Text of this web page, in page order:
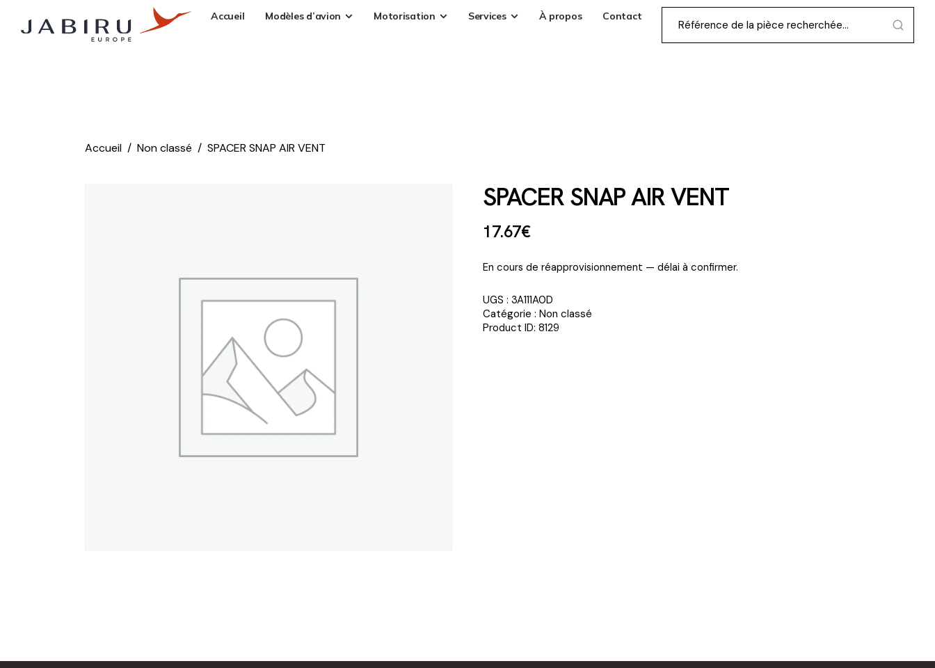
Accueil Modèles d’avion Motorisation Services À propos Contact
Accueil Non classé SPACER SNAP AIR VENT
SPACER SNAP AIR VENT
17.67€
En cours de réapprovisionnement — délai à confirmer.
UGS : 3A111A0D
Catégorie : Non classé
Product ID: 8129